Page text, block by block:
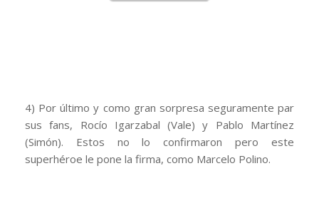
4) Por último y como gran sorpresa seguramente par
sus fans, Rocío Igarzabal (Vale) y Pablo Martínez
(Simón). Estos no lo confirmaron pero este
superhéroe le pone la firma, como Marcelo Polino.